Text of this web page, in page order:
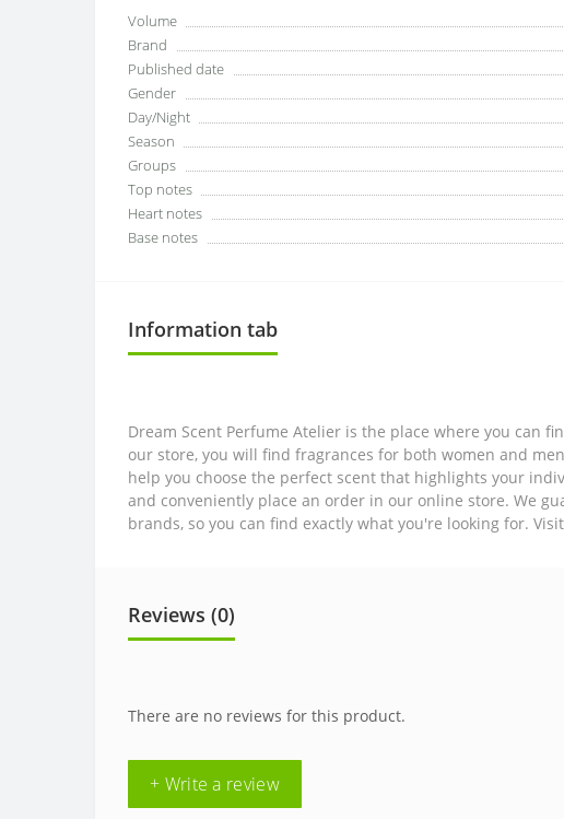
Volume
Brand
Published date
Gender
Day/Night
Season
Groups
Top notes
Heart notes
Base notes
Information tab
Dream Scent Perfume Atelier is the place where you can
our store, you will find fragrances for both women and
help you choose the perfect scent that highlights your
and conveniently place an order in our online store. We
brands, so you can find exactly what you're looking for.
Reviews (0)
There are no reviews for this product.
+ Write a review